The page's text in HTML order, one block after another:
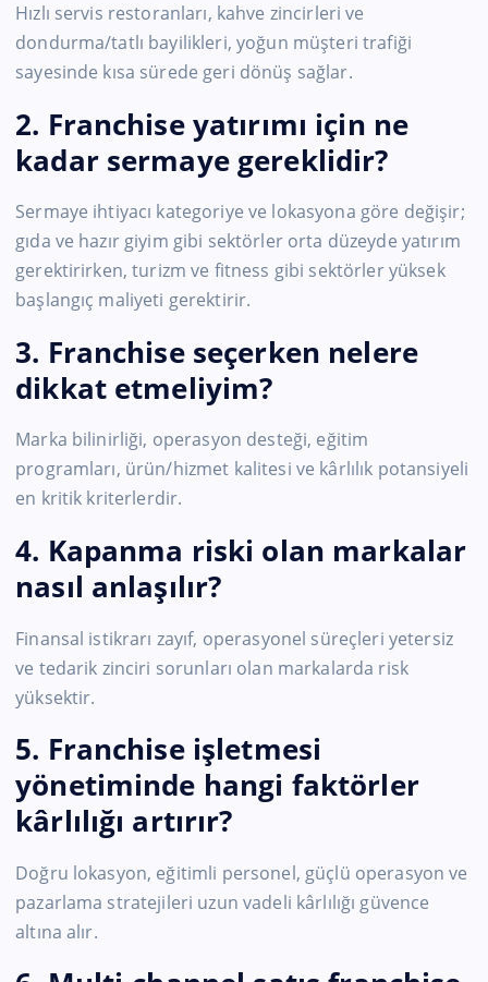
Hızlı servis restoranları, kahve zincirleri ve
dondurma/tatlı bayilikleri, yoğun müşteri trafiği
sayesinde kısa sürede geri dönüş sağlar.
2. Franchise yatırımı için ne
kadar sermaye gereklidir?
Sermaye ihtiyacı kategoriye ve lokasyona göre değişir;
gıda ve hazır giyim gibi sektörler orta düzeyde yatırım
gerektirirken, turizm ve fitness gibi sektörler yüksek
başlangıç maliyeti gerektirir.
3. Franchise seçerken nelere
dikkat etmeliyim?
Marka bilinirliği, operasyon desteği, eğitim
programları, ürün/hizmet kalitesi ve kârlılık potansiyeli
en kritik kriterlerdir.
4. Kapanma riski olan markalar
nasıl anlaşılır?
Finansal istikrarı zayıf, operasyonel süreçleri yetersiz
ve tedarik zinciri sorunları olan markalarda risk
yüksektir.
5. Franchise işletmesi
yönetiminde hangi faktörler
kârlılığı artırır?
Doğru lokasyon, eğitimli personel, güçlü operasyon ve
pazarlama stratejileri uzun vadeli kârlılığı güvence
altına alır.